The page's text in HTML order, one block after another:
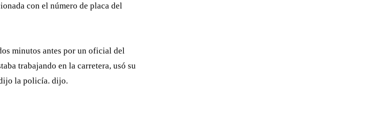
con el número de placa del
minutos antes por un oficial del
trabajando en la carretera, usó su
la policía. dijo.